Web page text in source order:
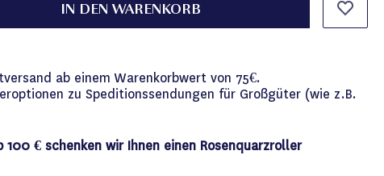
IN DEN WARENKORB
ab einem Warenkorbwert von 75€.
zu Speditionssendungen für Großgüter (wie z.B.
100 € schenken wir Ihnen einen Rosenquarzroller